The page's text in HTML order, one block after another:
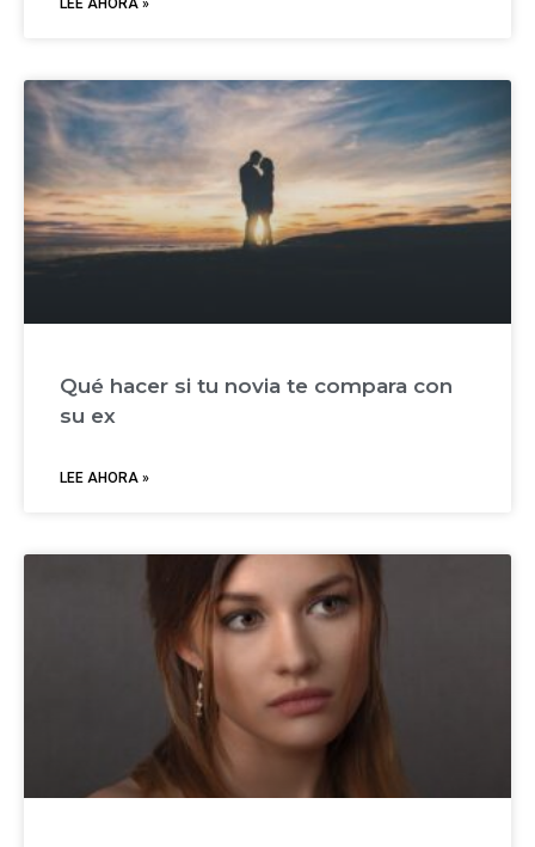
LEE AHORA »
Qué hacer si tu novia te compara con
su ex
LEE AHORA »